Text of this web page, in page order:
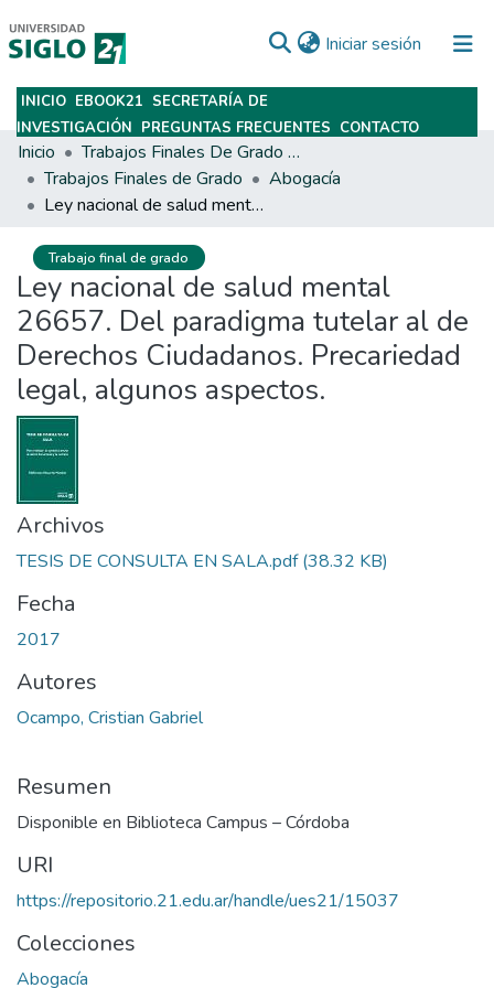
Iniciar sesión (current)
Subir
INICIO EBOOK21 SECRETARÍA DE
INVESTIGACIÓN PREGUNTAS FRECUENTES CONTACTO
Inicio
Trabajos Finales De Grado Y Posgrado
Trabajos Finales de Grado
Abogacía
Ley nacional de salud mental 26657. Del paradigma tutelar al de Derechos Ciudadanos. Precariedad legal, algunos aspectos.
Trabajo final de grado
Ley nacional de salud mental
26657. Del paradigma tutelar al de
Derechos Ciudadanos. Precariedad
legal, algunos aspectos.
Archivos
TESIS DE CONSULTA EN SALA.pdf(38.32 KB)
Fecha
2017
Autores
Ocampo, Cristian Gabriel
Resumen
Disponible en Biblioteca Campus – Córdoba
URI
https://repositorio.21.edu.ar/handle/ues21/15037
Colecciones
Abogacía